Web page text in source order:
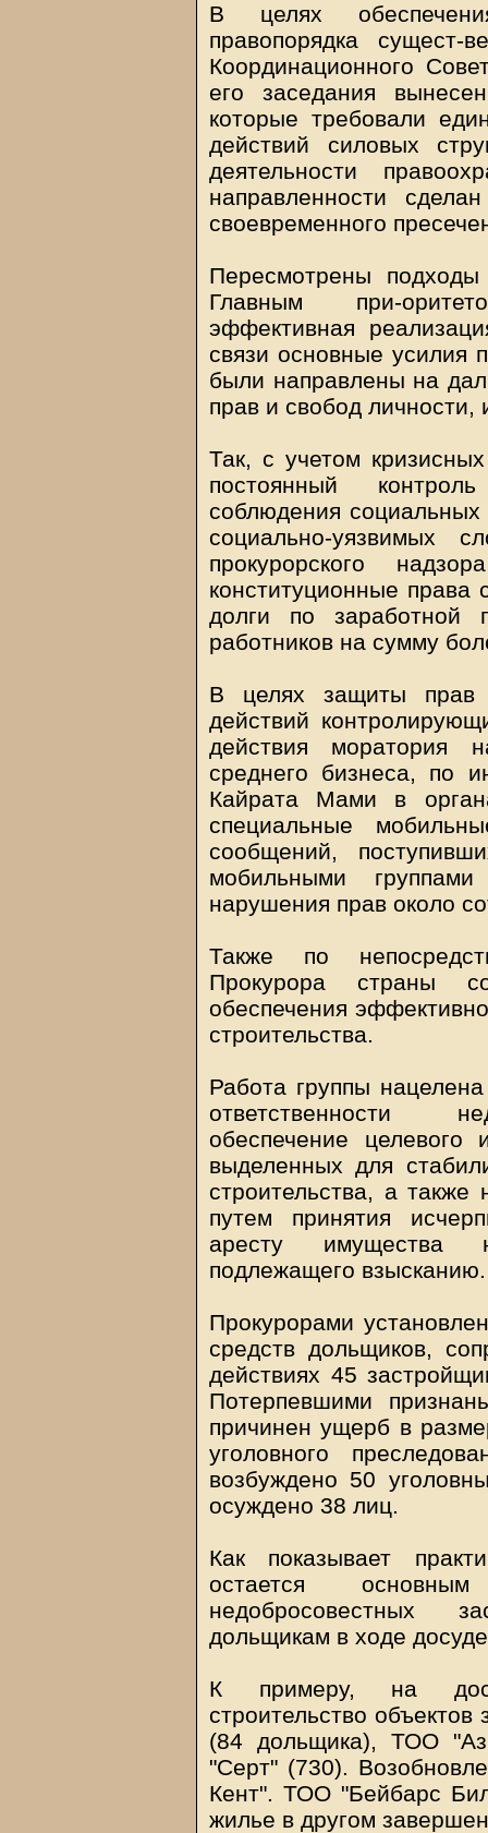
В целях
правопорядка сущест-
Координационного
его заседания
которые требовали
действий силовых
деятельности
направленности
своевременного
Пересмотрены
Главным при-
эффективная
связи основные усилия
были направлены на
прав и свобод личности,
Так, с учетом
постоянный
соблюдения
социально-уязвимых
прокурорского
конституционные
долги по заработной
работников на сумму
В целях защиты прав
действий
действия моратория
среднего бизнеса, по
Кайрата Мами в
специальные
сообщений,
мобильными
нарушения прав около
Также по
Прокурора страны
обеспечения
строительства.
Работа группы
ответственности
обеспечение целевого
выделенных для
строительства, а также
путем принятия
аресту имущества
подлежащего взысканию.
Прокурорами
средств дольщиков,
действиях 45
Потерпевшими
причинен ущерб в
уголовного
возбуждено 50
осуждено 38 лиц.
Как показывает
остается
недобросовестных
дольщикам в ходе
К примеру, на
строительство
(84 дольщика), ТОО
"Серт" (730).
Кент". ТОО "Бейбарс
жилье в другом